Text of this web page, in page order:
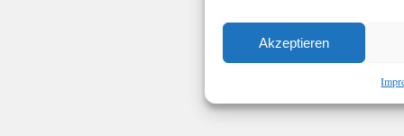
Akzeptieren